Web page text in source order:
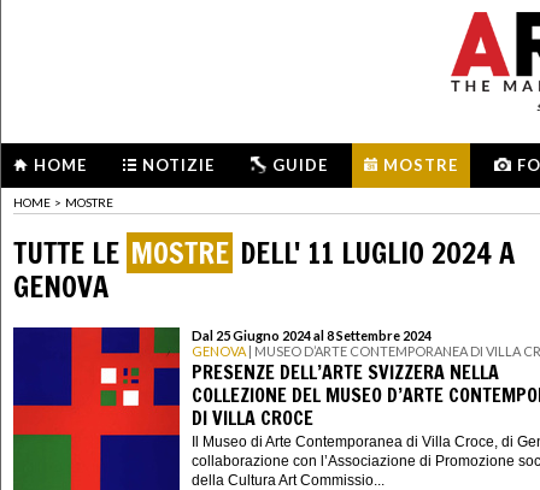
HOME NOTIZIE GUIDE MOSTRE
HOME > MOSTRE
TUTTE LE MOSTRE DELL' 11 LUGLIO 2024 A
GENOVA
Dal 25 Giugno 2024 al 8 Settembre 2024
GENOVA | MUSEO D’ARTE CONTEMPORANEA DI VILLA
PRESENZE DELL’ARTE SVIZZERA NELLA
COLLEZIONE DEL MUSEO D’ARTE
DI VILLA CROCE
Il Museo di Arte Contemporanea di Villa Croce, di
collaborazione con l’Associazione di Promozione
della Cultura Art Commissio...